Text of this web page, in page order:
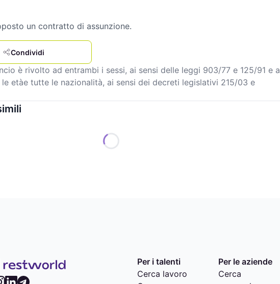
un contratto di assunzione.
Condividi
è rivolto ad entrambi i sessi, ai sensi delle leggi 903/77 e 125/91 e a
etàe tutte le nazionalità, ai sensi dei decreti legislativi 215/03 e
Per i talenti
Cerca lavoro
Per le aziende
Cerca